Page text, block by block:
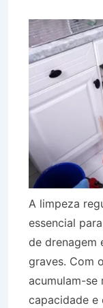
A limpeza
essencial
de drenagem
graves. Com
acumulam-se
capacidade e